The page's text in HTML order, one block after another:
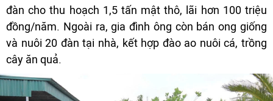
đàn cho thu hoạch 1,5 tấn mật thô, lãi hơn 100 triệu
đồng/năm. Ngoài ra, gia đình ông còn bán ong giống
và nuôi 20 đàn tại nhà, kết hợp đào ao nuôi cá, trồng
cây ăn quả.